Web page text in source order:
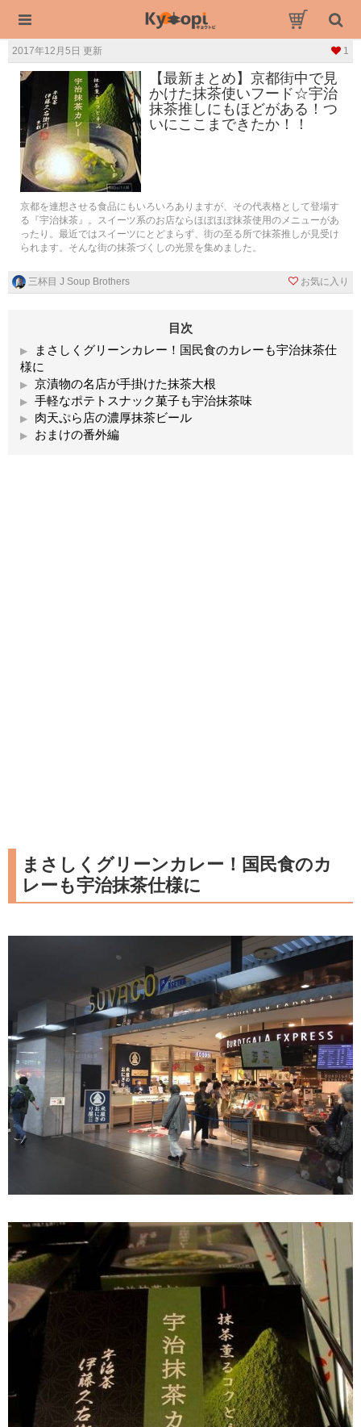
2017年12月5日 更新 1
【最新まとめ】京都街中で見
かけた抹茶使いフード☆宇治
抹茶推しにもほどがある！つ
いにここまできたか！！
京都を連想させる食品にもいろいろありますが、その代表格として登場す
る『宇治抹茶』。スイーツ系のお店ならほぼほぼ抹茶使用のメニューがあ
ったり。最近ではスイーツにとどまらず、街の至る所で抹茶推しが見受け
られます。そんな街の抹茶づくしの光景を集めました。
三杯目 J Soup Brothers お気に入り
目次
まさしくグリーンカレー！国民食のカレーも宇治抹茶仕
様に
京漬物の名店が手掛けた抹茶大根
手軽なポテトスナック菓子も宇治抹茶味
肉天ぷら店の濃厚抹茶ビール
おまけの番外編
まさしくグリーンカレー！国民食のカ
レーも宇治抹茶仕様に